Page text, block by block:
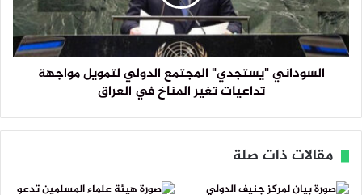
السوداني "يستجدي" المجتمع الدولي لتمويل مواجهة
تداعيات تغير المناخ في العراق
مقالات ذات صلة